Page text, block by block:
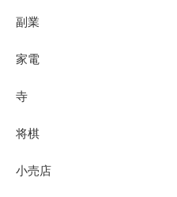
副業
家電
寺
将棋
小売店